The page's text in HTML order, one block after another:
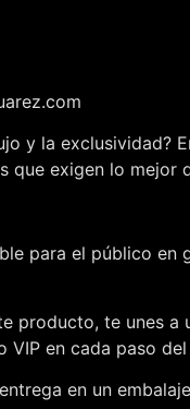
y la exclusividad?
que exigen lo mejor
para el público
producto, te unes
en cada paso
en un